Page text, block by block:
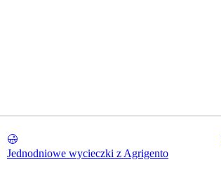
Jednodniowe wycieczki z Agrigento